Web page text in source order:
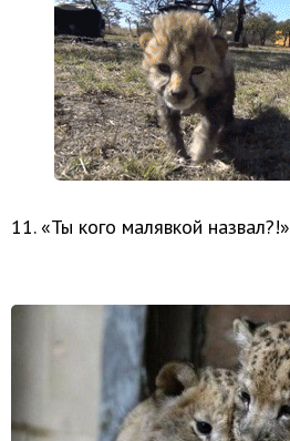
11. «Ты кого малявкой назвал?!»